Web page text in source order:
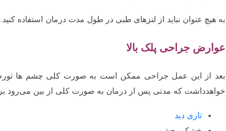
به هیچ عنوان نباید از لنزهای طبی در طول مدت درمان استفاده کنید.
عوارض جراحی پلک بالا
بعد از این عمل جراحی ممکن است به صورت کلی چشم ها تورم
خواهدداشت که مدتی پس از درمان به صورت کلی از بین
تاری دید